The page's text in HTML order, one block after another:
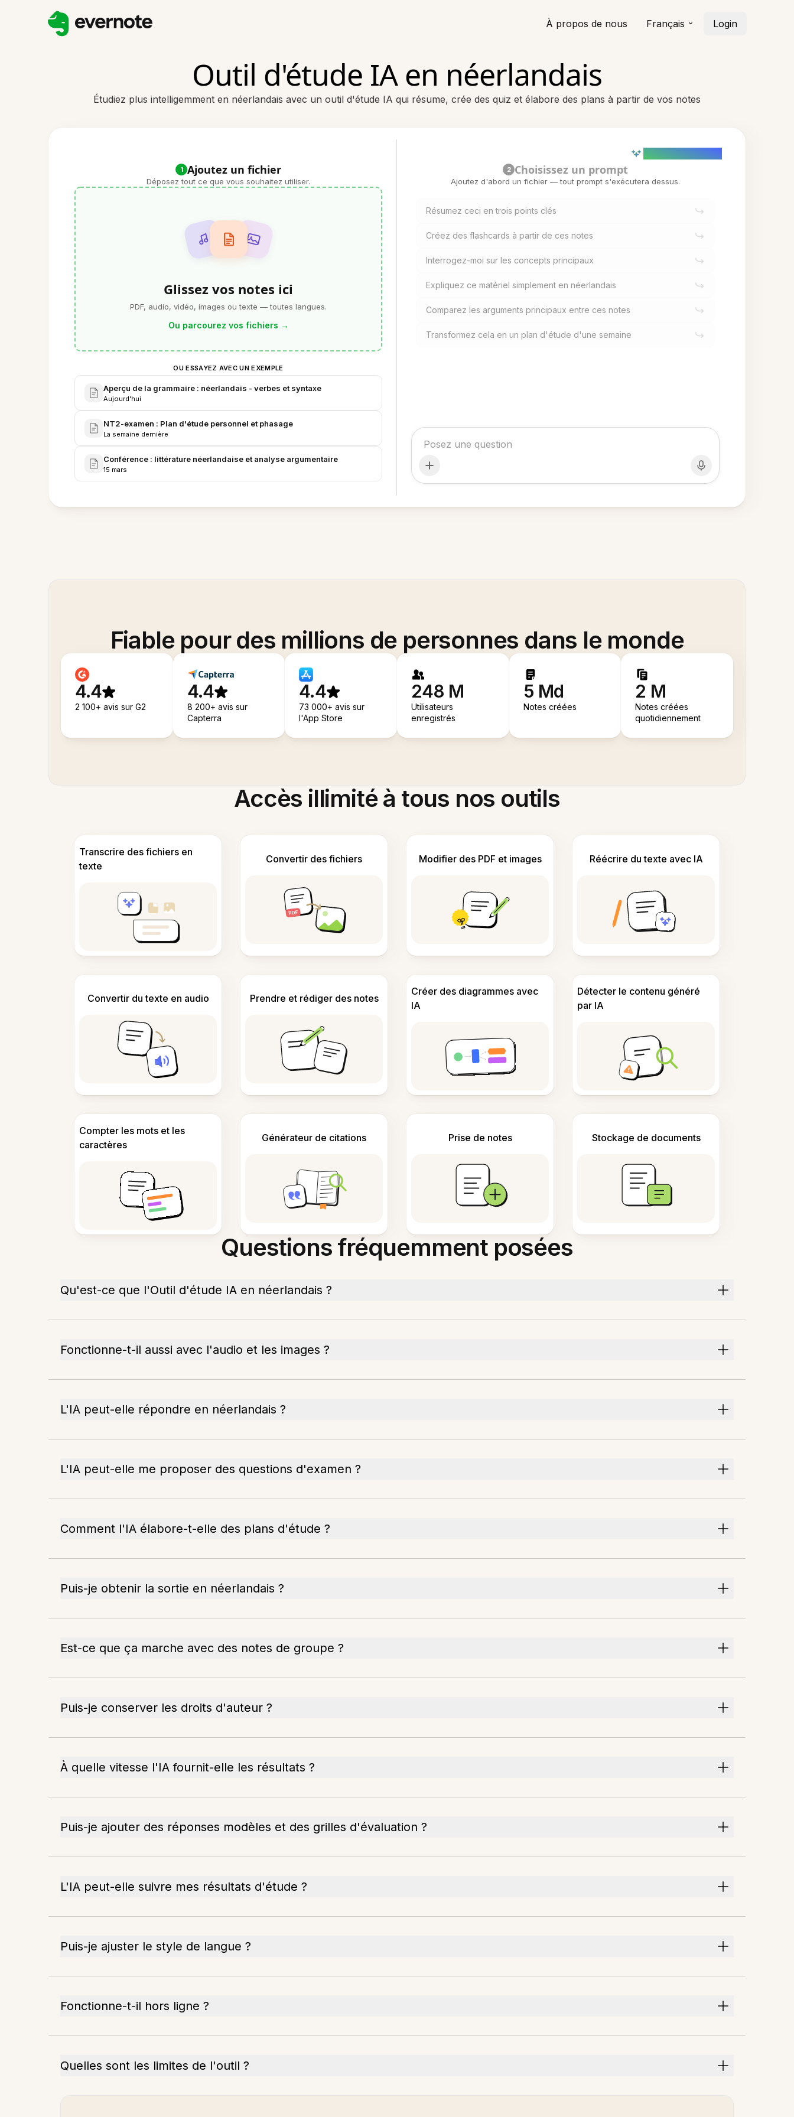
À propos de nous Français Login
Outil d'étude IA en néerlandais
Étudiez plus intelligemment en néerlandais avec un outil d'étude IA qui résume, crée des quiz et élabore des plans à partir de vos notes
1 Ajoutez un fichier
Déposez tout ce que vous souhaitez utiliser.
Glissez vos notes ici
PDF, audio, vidéo, images ou texte — toutes langues.
Ou parcourez vos fichiers →
OU ESSAYEZ AVEC UN EXEMPLE
Aperçu de la grammaire : néerlandais - verbes et syntaxe
Aujourd'hui
NT2-examen : Plan d'étude personnel et phasage
La semaine dernière
Conférence : littérature néerlandaise et analyse argumentaire
15 mars
2 Choisissez un prompt
Ajoutez d'abord un fichier — tout prompt s'exécutera dessus.
Résumez ceci en trois points clés
Créez des flashcards à partir de ces notes
Interrogez-moi sur les concepts principaux
Expliquez ce matériel simplement en néerlandais
Comparez les arguments principaux entre ces notes
Transformez cela en un plan d'étude d'une semaine
Fiable pour des millions de personnes dans le monde
4.4
2 100+ avis sur G2
4.4
8 200+ avis sur
Capterra
4.4
73 000+ avis sur
l'App Store
248 M
Utilisateurs
enregistrés
5 Md
Notes créées
2 M
Notes créées
quotidiennement
Accès illimité à tous nos outils
Transcrire des fichiers en
texte
Convertir des fichiers Modifier des PDF et images Réécrire du texte avec IA
Convertir du texte en audio Prendre et rédiger des notes
Créer des diagrammes avec
IA
Détecter le contenu généré
par IA
Compter les mots et les
caractères
Générateur de citations Prise de notes Stockage de documents
Questions fréquemment posées
Qu'est-ce que l'Outil d'étude IA en néerlandais ?
Fonctionne-t-il aussi avec l'audio et les images ?
L'IA peut-elle répondre en néerlandais ?
L'IA peut-elle me proposer des questions d'examen ?
Comment l'IA élabore-t-elle des plans d'étude ?
Puis-je obtenir la sortie en néerlandais ?
Est-ce que ça marche avec des notes de groupe ?
Puis-je conserver les droits d'auteur ?
À quelle vitesse l'IA fournit-elle les résultats ?
Puis-je ajouter des réponses modèles et des grilles d'évaluation ?
L'IA peut-elle suivre mes résultats d'étude ?
Puis-je ajuster le style de langue ?
Fonctionne-t-il hors ligne ?
Quelles sont les limites de l'outil ?